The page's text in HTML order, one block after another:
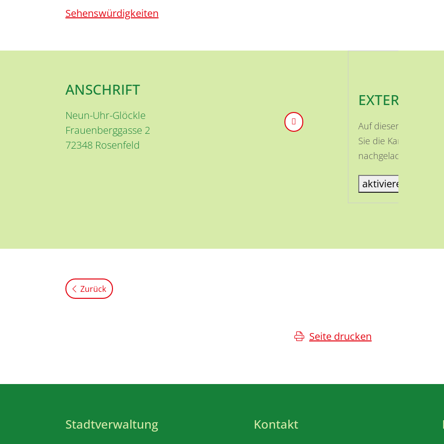
Sehenswürdigkeiten
ANSCHRIFT
Neun-Uhr-Glöckle
Frauenberggasse 2
72348 Rosenfeld
EXTERNE
Auf dieser Seite ist
Sie die Karte
nachgeladen.
aktiviere Karte
Zurück
Seite drucken
Stadtverwaltung Kontakt